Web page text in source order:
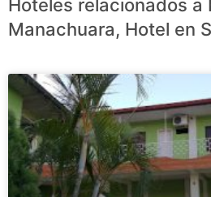
Hoteles relacionados a
Manachuara, Hotel en